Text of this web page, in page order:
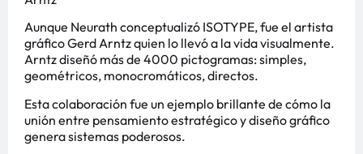
Aunque Neurath conceptualizó ISOTYPE, fue el artista
gráfico Gerd Arntz quien lo llevó a la vida visualmente.
Arntz diseñó más de 4000 pictogramas: simples,
geométricos, monocromáticos, directos.
Esta colaboración fue un ejemplo brillante de cómo la
unión entre pensamiento estratégico y diseño gráfico
genera sistemas poderosos.